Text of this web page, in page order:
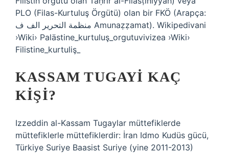
PLO (Filas-Kurtuluş Örgütü) olan bir FKÖ (Arapça:
منظمة التحرير الف ف Amunaẓẓamat). Wikipedivani
›Wiki› Palästine_kurtuluş_orgutuvivizea ›Wiki›
Filistine_kurtuliş_
KASSAM TUGAYI KAÇ
KIŞI?
Izzeddin al-Kassam Tugaylar müttefiklerde
müttefiklerle müttefiklerdir: İran Idmo Kudüs gücü,
Türkiye Suriye Baasist Suriye (yine 2011-2013)